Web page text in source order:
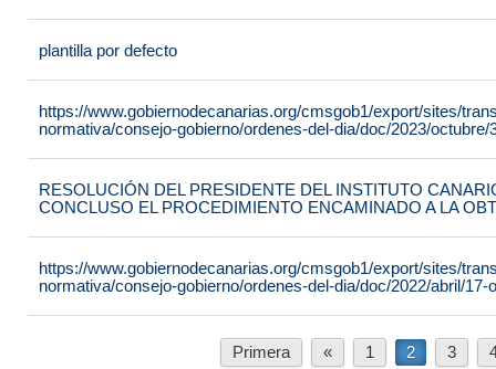
plantilla por defecto
https://www.gobiernodecanarias.org/cmsgob1/export/sites/
normativa/consejo-gobierno/ordenes-del-dia/doc/2023/
RESOLUCIÓN DEL PRESIDENTE DEL INSTITUTO
CONCLUSO EL PROCEDIMIENTO ENCAMINADO A LA
https://www.gobiernodecanarias.org/cmsgob1/export/sites/
normativa/consejo-gobierno/ordenes-del-dia/doc/2022/abril/17-
Primera « 1 2 3